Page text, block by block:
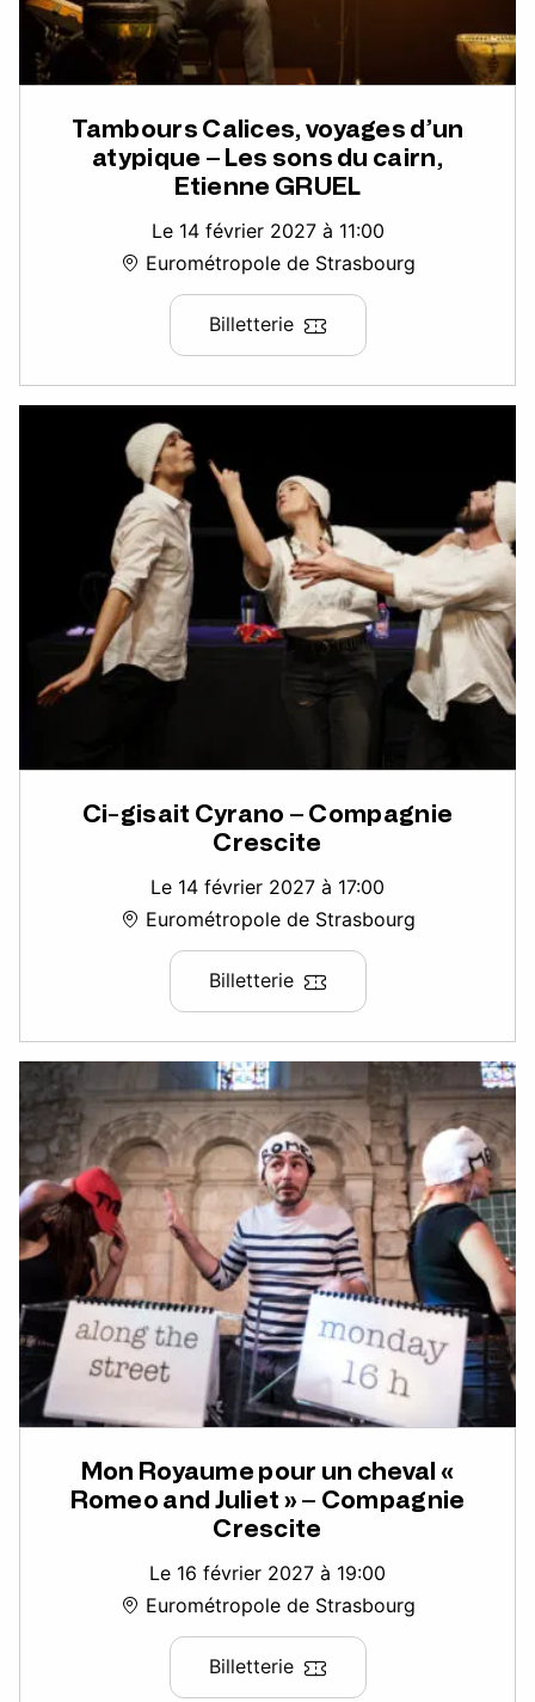
Tambours Calices, voyages d’un
atypique – Les sons du cairn,
Etienne GRUEL
Le 14 février 2027 à 11:00
Eurométropole de Strasbourg
Billetterie
Ci-gisait Cyrano – Compagnie
Crescite
Le 14 février 2027 à 17:00
Eurométropole de Strasbourg
Billetterie
Mon Royaume pour un cheval «
Romeo and Juliet » – Compagnie
Crescite
Le 16 février 2027 à 19:00
Eurométropole de Strasbourg
Billetterie